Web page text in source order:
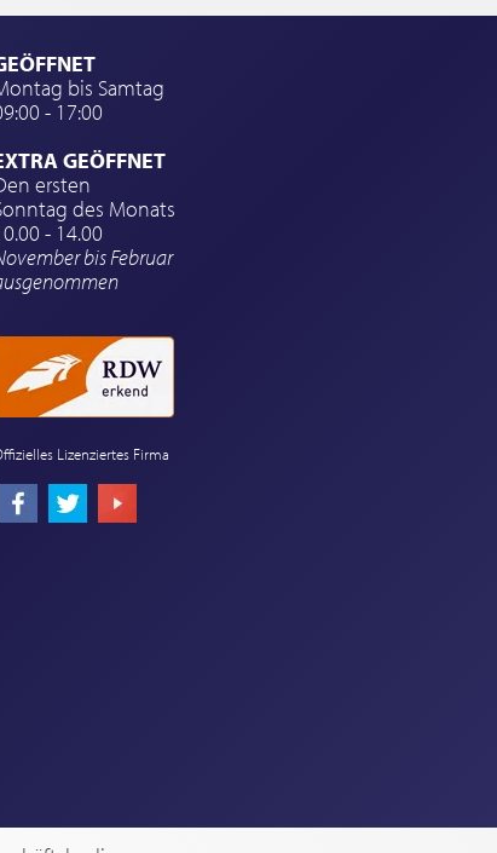
bis Samtag
- 17:00
GEÖFFNET
ersten
des Monats
- 14.00
bis Februar
Lizenziertes Firma